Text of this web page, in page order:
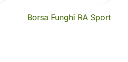
Borsa Funghi RA Sport